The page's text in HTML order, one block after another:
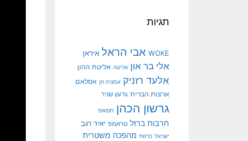
תגיות
WOKE אבי הראל איראן
אלי בר און אליטה אליטת ההון
אלעד רזניק אמציה חן אסלאם
ארצות הברית גדעון שניר
גרשון הכהן חמאס
חרבות ברזל טראמפ יאיר רגב
ישראל כרזות מהפכה משטרית